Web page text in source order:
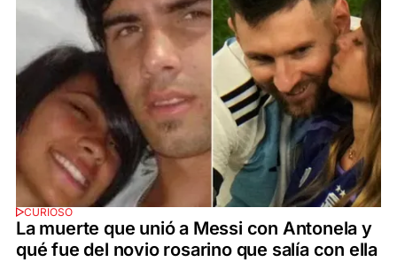
CURIOSO
La muerte que unió a Messi con Antonela y
qué fue del novio rosarino que salía con ella